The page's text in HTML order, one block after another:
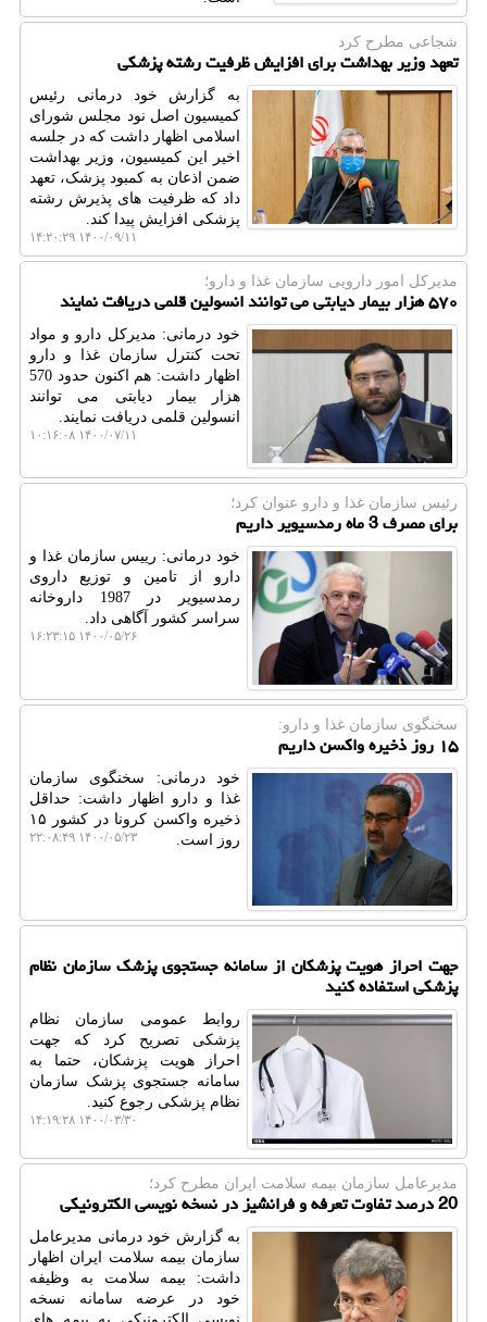
شجاعی مطرح كرد
تعهد وزیر بهداشت برای افزایش ظرفیت رشته پزشکی
به گزارش خود درمانی رئیس
کمیسیون اصل نود مجلس شورای
اسلامی اظهار داشت که در جلسه
اخیر این کمیسیون، وزیر بهداشت
ضمن اذعان به ⁧‫کمبود پزشک‬⁩، تعهد
داد که ظرفیت های پذیرش رشته
پزشکی افزایش پیدا کند.
۱۴۰۰/۰۹/۱۱ ۱۴:۲۰:۲۹
مدیركل امور دارویی سازمان غذا و دارو؛
۵۷۰ هزار بیمار دیابتی می توانند انسولین قلمی دریافت نمایند
خود درمانی: مدیرکل دارو و مواد
تحت کنترل سازمان غذا و دارو
اظهار داشت: هم اکنون حدود 570
هزار بیمار دیابتی می توانند
انسولین قلمی دریافت نمایند.
۱۴۰۰/۰۷/۱۱ ۱۰:۱۶:۰۸
رئیس سازمان غذا و دارو عنوان كرد؛
برای مصرف 3 ماه رمدسیویر داریم
خود درمانی: رییس سازمان غذا و
دارو از تامین و توزیع داروی
رمدسیویر در 1987 داروخانه
سراسر کشور آگاهی داد.
۱۴۰۰/۰۵/۲۶ ۱۶:۲۳:۱۵
سخنگوی سازمان غذا و دارو:
۱۵ روز ذخیره واکسن داریم
خود درمانی: سخنگوی سازمان
غذا و دارو اظهار داشت: حداقل
ذخیره واکسن کرونا در کشور ۱۵
روز است.
۱۴۰۰/۰۵/۲۳ ۲۲:۰۸:۴۹
جهت احراز هویت پزشكان از سامانه جستجوی پزشك سازمان نظام
پزشكی استفاده كنید
روابط عمومی سازمان نظام
پزشکی تصریح کرد که جهت
احراز هویت پزشکان، حتما به
سامانه جستجوی پزشک سازمان
نظام پزشکی رجوع کنید.
۱۴۰۰/۰۳/۳۰ ۱۴:۱۹:۲۸
مدیرعامل سازمان بیمه سلامت ایران مطرح كرد؛
20 درصد تفاوت تعرفه و فرانشیز در نسخه نویسی الكترونیكی
به گزارش خود درمانی مدیرعامل
سازمان بیمه سلامت ایران اظهار
داشت: بیمه سلامت به وظیفه
خود در عرضه سامانه نسخه